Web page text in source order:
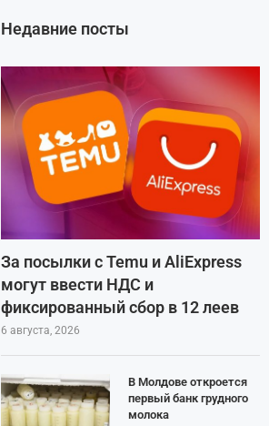
Недавние посты
За посылки с Temu и AliExpress
могут ввести НДС и
фиксированный сбор в 12 леев
6 августа, 2026
В Молдове откроется
первый банк грудного
молока